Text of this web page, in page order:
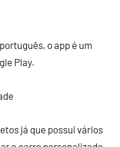
o app é um
Play.
já que possui vários